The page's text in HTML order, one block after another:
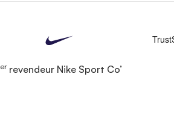
errevendeur Nike Sport Co’